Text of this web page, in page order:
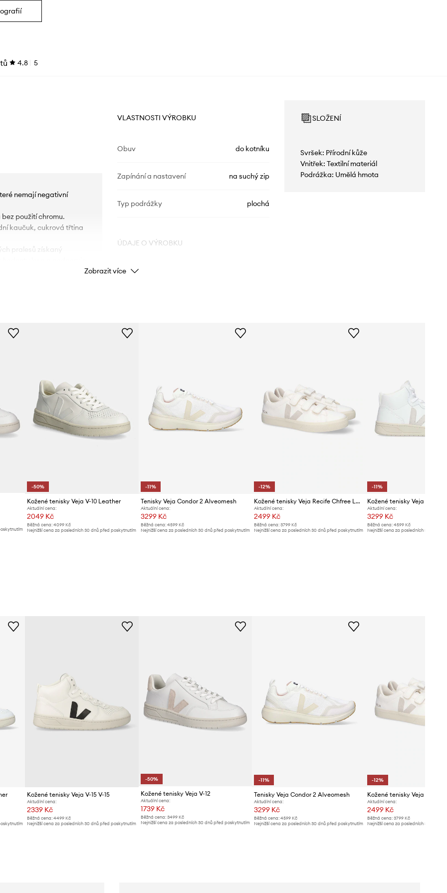
4.8 5
nemají negativní
použití chromu.
kaučuk, cukrová třtina
pralesů získaný
VLASTNOSTI VÝROBKU
Obuv do kotníku
Zapínání a nastavení na suchý zip
Typ podrážky plochá
ÚDAJE O VÝROBKU
Kód výrobce
Značka
SLOŽENÍ
Svršek: Přírodní kůže
Vnitřek: Textilní materiál
Podrážka: Umělá hmota
Zobrazit více
-50%
Kožené tenisky Veja V-10 Leather
Aktuální cena:
2049 Kč
Běžná cena: 4099 Kč
Nejnižší cena za posledních 30 dnů před poskytnutím
-11%
Tenisky Veja Condor 2 Alveomesh
Aktuální cena:
3299 Kč
Běžná cena: 4599 Kč
Nejnižší cena za posledních 30 dnů před poskytnutím
-12%
Kožené tenisky Veja Recife Chfree Logo Chromefree
Aktuální cena:
2499 Kč
Běžná cena:3799 Kč
Nejnižší cena za posledních 30 dnů před poskytnutím
-11%
Kožené tenisky Veja V-15
Aktuální cena:
3299 Kč
Běžná cena: 4599 Kč
Nejnižší cena za posledních 30 dnů
Kožené tenisky Veja V-15 V-15
Aktuální cena:
2339 Kč
Běžná cena: 4499 Kč
Nejnižší cena za posledních 30 dnů před poskytnutím
-50%
Kožené tenisky Veja V-12
Aktuální cena:
1739 Kč
Běžná cena: 3499 Kč
Nejnižší cena za posledních 30 dnů před poskytnutím
-11%
Tenisky Veja Condor 2 Alveomesh
Aktuální cena:
3299 Kč
Běžná cena:4599 Kč
Nejnižší cena za posledních 30 dnů před poskytnutím
-12%
Aktuální cena:
2499 Kč
Běžná cena: 3799 Kč
Nejnižší cena za posledních 30 dnů